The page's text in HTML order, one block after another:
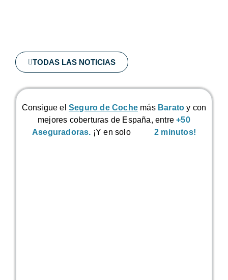
TODAS LAS NOTICIAS
Consigue el Seguro de Coche más Barato y con
mejores coberturas de España, entre+50
Aseguradoras. ¡Y en solo 2 minutos!